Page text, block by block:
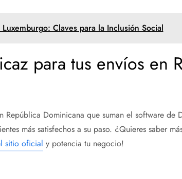
Luxemburgo: Claves para la Inclusión Social
para tus envíos en
República Dominicana que suman el software de
más satisfechos a su paso. ¿Quieres saber
sitio oficial y potencia tu negocio!